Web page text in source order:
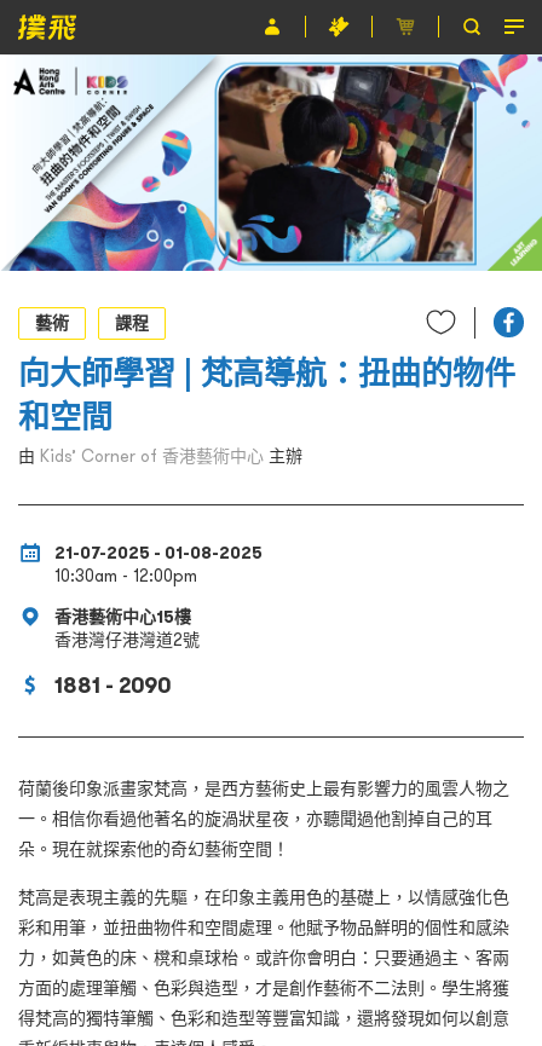
節目
主辦單位
關於撲飛
條款及細則
EN
藝術
課程
向大師學習 | 梵高導航：扭曲的物件
和空間
由 Kids’ Corner of 香港藝術中心 主辦
21-07-2025 - 01-08-2025
10:30am - 12:00pm
香港藝術中心15樓
香港灣仔港灣道2號
1881 - 2090
荷蘭後印象派畫家梵高，是西方藝術史上最有影響力的風雲人物之
一。相信你看過他著名的旋渦狀星夜，亦聽聞過他割掉自己的耳
朵。現在就探索他的奇幻藝術空間！
梵高是表現主義的先驅，在印象主義用色的基礎上，以情感強化色
彩和用筆，並扭曲物件和空間處理。他賦予物品鮮明的個性和感染
力，如黃色的床、櫈和桌球枱。或許你會明白：只要通過主、客兩
方面的處理筆觸、色彩與造型，才是創作藝術不二法則。學生將獲
得梵高的獨特筆觸、色彩和造型等豐富知識，還將發現如何以創意